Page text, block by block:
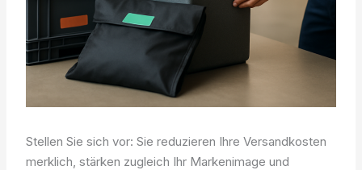
Stellen Sie sich vor: Sie reduzieren Ihre Versandkosten
merklich, stärken zugleich Ihr Markenimage und